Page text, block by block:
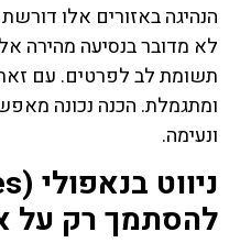
הנהיגה באזורים אלו
לא מדובר בנסיעה מהירה
תשומת לב לפרטים. עם
ומתגמלת. הכנה נכונה
ונעימה.
להסתמך רק על